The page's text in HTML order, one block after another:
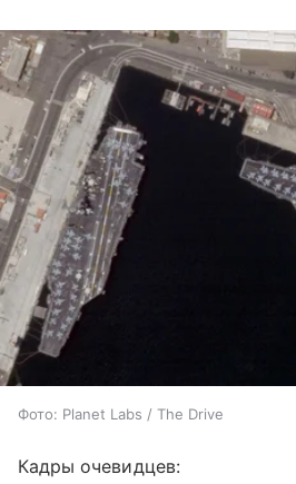
Фото: Planet Labs / The Drive
Кадры очевидцев: